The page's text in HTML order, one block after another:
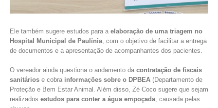
Ele também sugere estudos para a elaboração de uma triagem no
Hospital Municipal de Paulínia , com o objetivo de facilitar a entrega
de documentos e a apresentação de acompanhantes dos pacientes.
O vereador ainda questiona o andamento da contratação de fiscais
sanitários e cobra informações sobre o DPBEA (Departamento de
Proteção e Bem Estar Animal. Além disso, Zé Coco sugere que sejam
realizados estudos para conter a água empoçada , causada pelas